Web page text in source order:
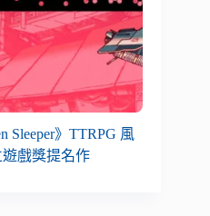
Sleeper》TTRPG 風
遊戲獎提名作